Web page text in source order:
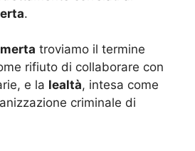
.
troviamo il termine
rifiuto di collaborare con
e la lealtà, intesa come
criminale di